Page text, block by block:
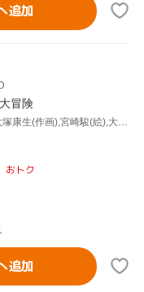
追加
冒険
深沢一夫(脚本),高畑勲,大塚康生(作画),宮崎駿(絵),大方斐紗子,市原悦子,平幹二朗,東野英治郎
おトク
追加